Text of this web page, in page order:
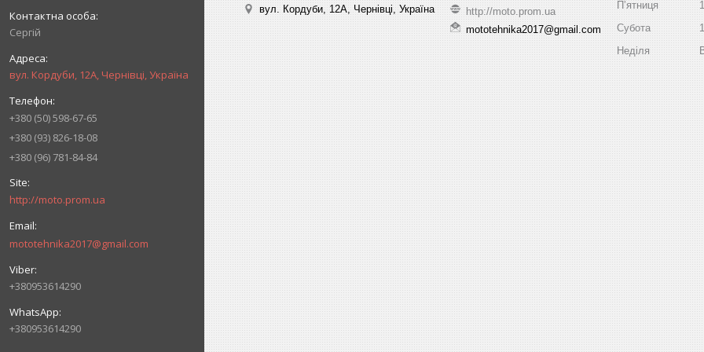
Сергій
вул. Кордуби, 12А, Чернівці, Україна
+380 (50) 598-67-65
+380 (93) 826-18-08
+380 (96) 781-84-84
http://moto.prom.ua
mototehnika2017@gmail.com
+380953614290
+380953614290
вул. Кордуби, 12А, Чернівці, Україна
http://moto.prom.ua
mototehnika2017@gmail.com
Пʼятниця
Субота
Неділя